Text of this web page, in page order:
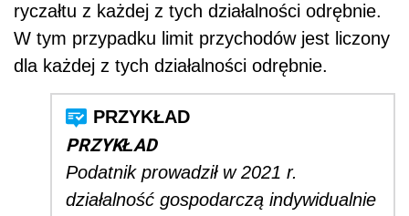
ryczałtu z każdej z tych działalności odrębnie.
W tym przypadku limit przychodów jest liczony
dla każdej z tych działalności odrębnie.
PRZYKŁAD
Podatnik prowadził w 2021 r.
działalność gospodarczą indywidualnie